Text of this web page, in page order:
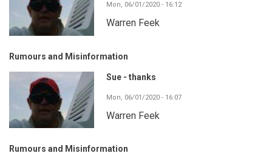
Mon, 06/01/2020 - 16:12
Warren Feek
Rumours and Misinformation
Sue - thanks
Mon, 06/01/2020 - 16:07
Warren Feek
Rumours and Misinformation